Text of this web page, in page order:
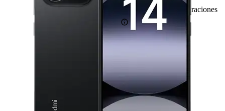
675 Basado en 675 valoraciones
-34%